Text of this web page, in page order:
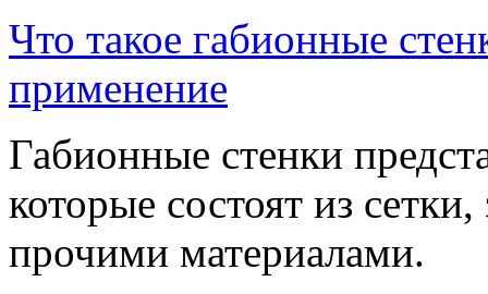
Что такое габионные
применение
Габионные стенки
которые состоят из
прочими материалами.